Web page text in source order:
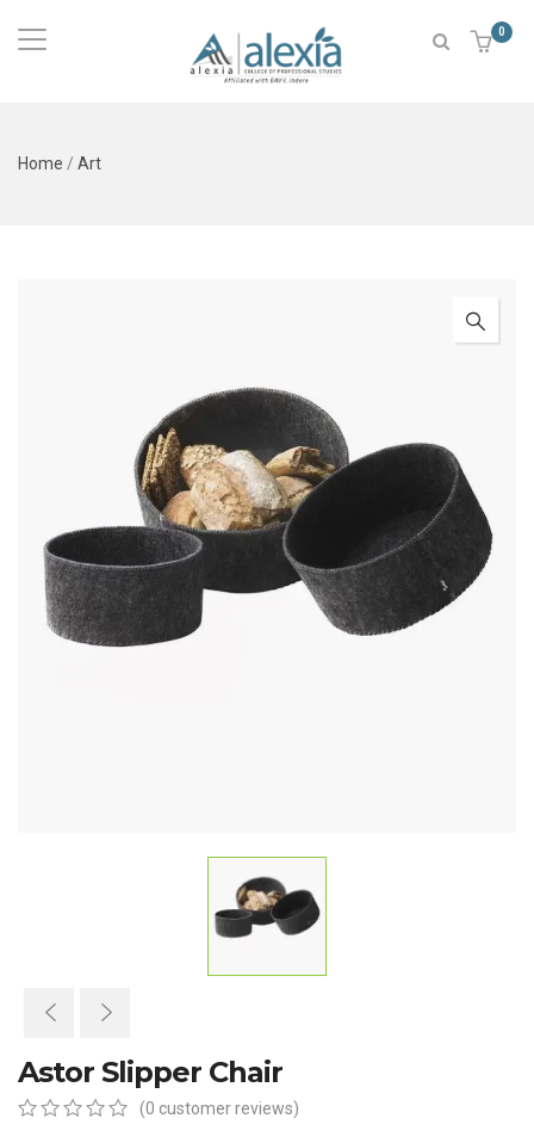
0
Home / Art
Astor Slipper Chair
(0 customer reviews)